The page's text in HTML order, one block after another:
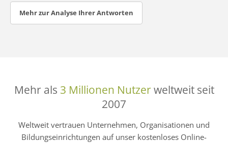
Mehr zur Analyse Ihrer Antworten
Mehr als 3 Millionen Nutzerweltweit seit
2007
Weltweit vertrauen Unternehmen, Organisationen und
Bildungseinrichtungen auf unser kostenloses Online-